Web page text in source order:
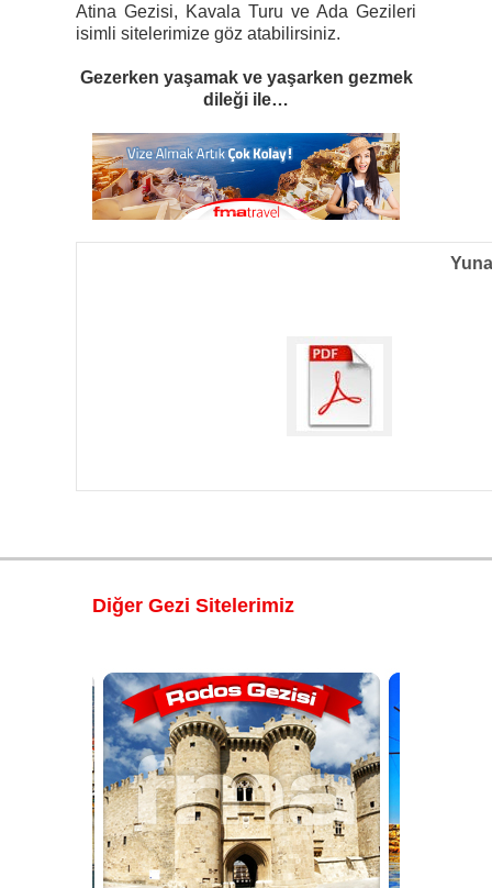
Atina Gezisi, Kavala Turu ve Ada Gezileri
isimli sitelerimize göz atabilirsiniz.
Gezerken yaşamak ve yaşarken gezmek
dileği ile…
Diğer Gezi Sitelerimiz